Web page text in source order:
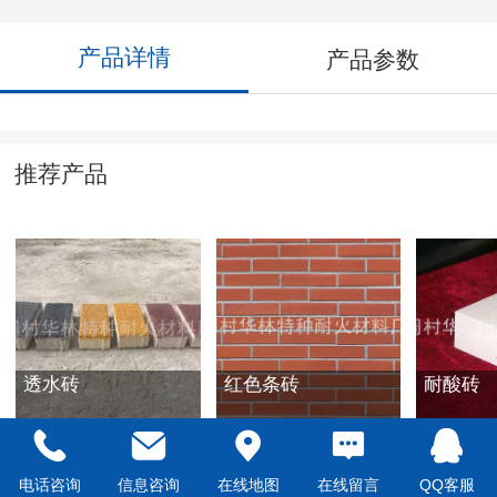
产品详情 产品参数
推荐产品
透水砖 红色条砖 耐酸砖
电话咨询 信息咨询 在线地图 在线留言 QQ客服